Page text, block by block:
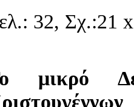
32, Σχ.:21
μικρό